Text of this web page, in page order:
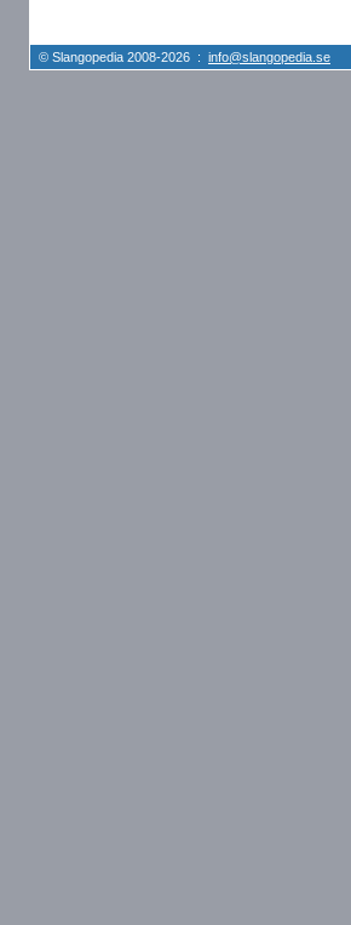
© Slangopedia 2008-2026 : info@slangopedia.se